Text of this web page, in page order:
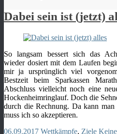
Dabei sein ist (jetzt)
So langsam bessert sich das
wieder dosiert mit dem Laufen
mir ja ursprünglich viel
Bestzeit beim Sparkassen
Abschluss vielleicht noch eine
Hockenheimringlauf. Doch die
durch die Rechnung. Da kann man
muss ich so akzeptieren.
06.09.2017 Wettkämpfe, Ziele